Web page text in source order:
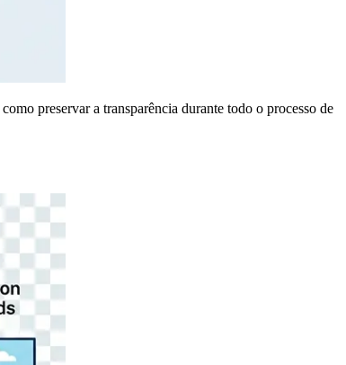
preservar a transparência durante todo o processo de